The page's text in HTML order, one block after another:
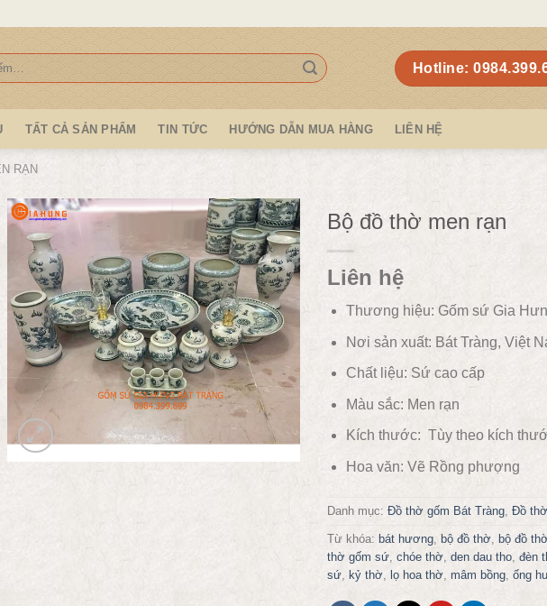
Hotline:
TẤT CẢ SẢN PHẨM TIN TỨC HƯỚNG DẪN MUA HÀNG LIÊN HỆ
RẠN
Bộ đồ thờ men rạn
Liên hệ
Thương hiệu: Gốm sứ Gia
Nơi sản xuất: Bát Tràng, Việt
Chất liệu: Sứ cao cấp
Màu sắc: Men rạn
Kích thước: Tùy theo kích
Hoa văn: Vẽ Rồng phượng
Danh mục: Đồ thờ gốm Bát Tràng, Đồ
Từ khóa: bát hương, bộ đồ thờ, bộ đồ
thờ gốm sứ, chóe thờ, den dau tho, đèn
sứ, kỷ thờ, lọ hoa thờ, mâm bồng, ống